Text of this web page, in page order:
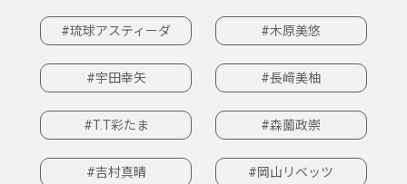
#琉球アスティーダ #木原美悠
#宇田幸矢 #長﨑美柚
#T.T彩たま #森薗政崇
#吉村真晴 #岡山リベッツ